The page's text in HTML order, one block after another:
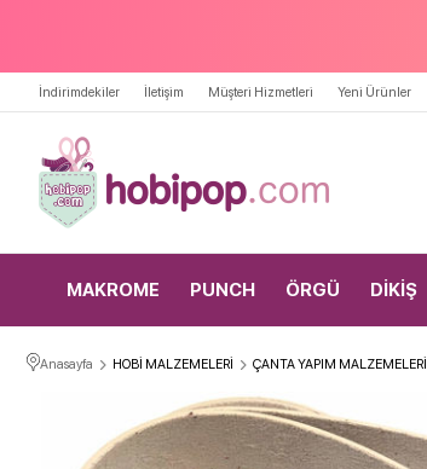
İndirimdekiler İletişim Müşteri Hizmetleri Yeni Ürünler
MAKROME PUNCH ÖRGÜ DİKİŞ
Anasayfa HOBİ MALZEMELERİ ÇANTA YAPIM MALZEMELERİ